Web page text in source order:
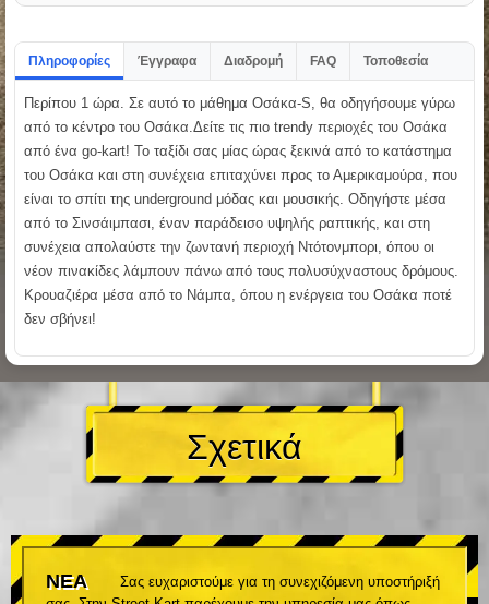
Πληροφορίες Έγγραφα Διαδρομή FAQ Τοποθεσία
Περίπου 1 ώρα. Σε αυτό το μάθημα Οσάκα-S, θα οδηγήσουμε γύρω
από το κέντρο του Οσάκα.Δείτε τις πιο trendy περιοχές του Οσάκα
από ένα go-kart! Το ταξίδι σας μίας ώρας ξεκινά από το κατάστημα
του Οσάκα και στη συνέχεια επιταχύνει προς το Αμερικαμούρα, που
είναι το σπίτι της underground μόδας και μουσικής. Οδηγήστε μέσα
από το Σινσάιμπασι, έναν παράδεισο υψηλής ραπτικής, και στη
συνέχεια απολαύστε την ζωντανή περιοχή Ντότονμπορι, όπου οι
νέον πινακίδες λάμπουν πάνω από τους πολυσύχναστους δρόμους.
Κρουαζιέρα μέσα από το Νάμπα, όπου η ενέργεια του Οσάκα ποτέ
δεν σβήνει!
Σχετικά
ΝΕΑ
Σας ευχαριστούμε για τη συνεχιζόμενη υποστήριξή